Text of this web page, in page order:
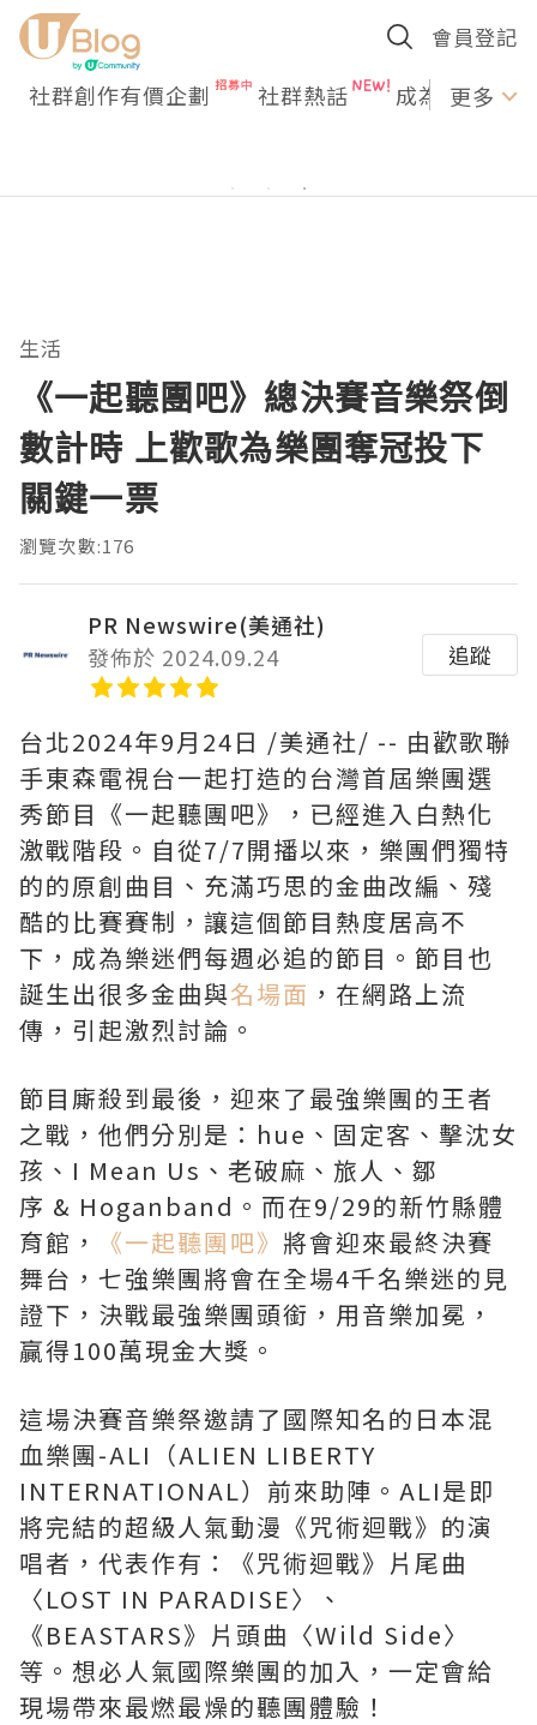
會員登記
社群創作有價企劃 社群熱話 成為U更多
生活
《一起聽團吧》總決賽音樂祭倒
數計時 上歡歌為樂團奪冠投下
關鍵一票
瀏覽次數:176
PR Newswire(美通社)
發佈於 2024.09.24
追蹤
台北2024年9月24日 /美通社/ -- 由歡歌聯
手東森電視台一起打造的台灣首屆樂團選
秀節目《一起聽團吧》，已經進入白熱化
激戰階段。自從7/7開播以來，樂團們獨特
的的原創曲目、充滿巧思的金曲改編、殘
酷的比賽賽制，讓這個節目熱度居高不
下，成為樂迷們每週必追的節目。節目也
誕生出很多金曲與名場面 ，在網路上流
傳，引起激烈討論。
節目廝殺到最後，迎來了最強樂團的王者
之戰，他們分別是：hue、固定客、擊沈女
孩、I Mean Us、老破麻、旅人、鄒
序 & Hoganband。而在9/29的新竹縣體
育館，
《一起聽團吧》 將會迎來最終決賽
舞台，七強樂團將會在全場4千名樂迷的見
證下，決戰最強樂團頭銜，用音樂加冕，
贏得100萬現金大獎。
這場決賽音樂祭邀請了國際知名的日本混
血樂團-ALI（ALIEN LIBERTY
INTERNATIONAL）前來助陣。ALI是即
將完結的超級人氣動漫《咒術迴戰》的演
唱者，代表作有：《咒術迴戰》片尾曲
〈LOST IN PARADISE〉、
《BEASTARS》片頭曲〈Wild Side〉
等。想必人氣國際樂團的加入，一定會給
現場帶來最燃最燥的聽團體驗！